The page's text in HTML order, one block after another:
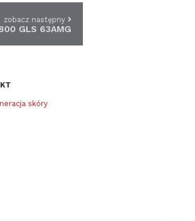
zobacz następny
GLS 63AMG
skóry